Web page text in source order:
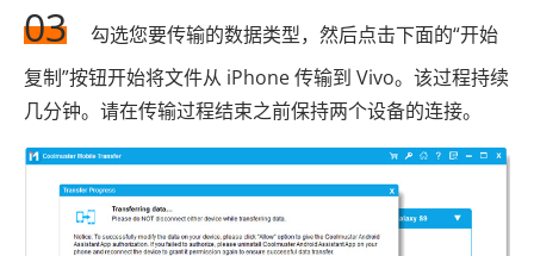
03
勾选您要传输的数据类型，然后点击下面的“开始
复制”按钮开始将文件从 iPhone 传输到 Vivo。该过程持续
几分钟。请在传输过程结束之前保持两个设备的连接。